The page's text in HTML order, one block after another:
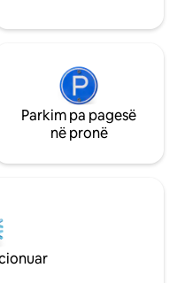
Parkim pa pagesë
në pronë